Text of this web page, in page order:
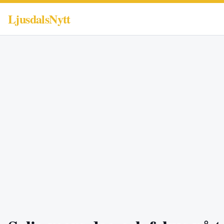
LjusdalsNytt